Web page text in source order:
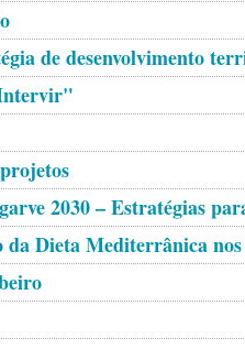
de desenvolvimento
2030 – Estratégias
da Dieta Mediterrânica